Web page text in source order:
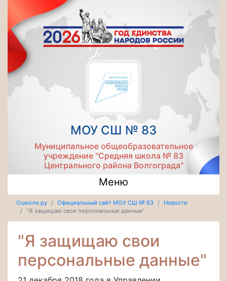
МОУ СШ № 83
Муниципальное общеобразовательное
учреждение "Средняя школа № 83
Центрального района Волгограда"
Меню
Ошколе.ру Официальный сайт МОУ СШ № 83
Новости
"Я защищаю свои персональные данные"
"Я защищаю свои
персональные данные"